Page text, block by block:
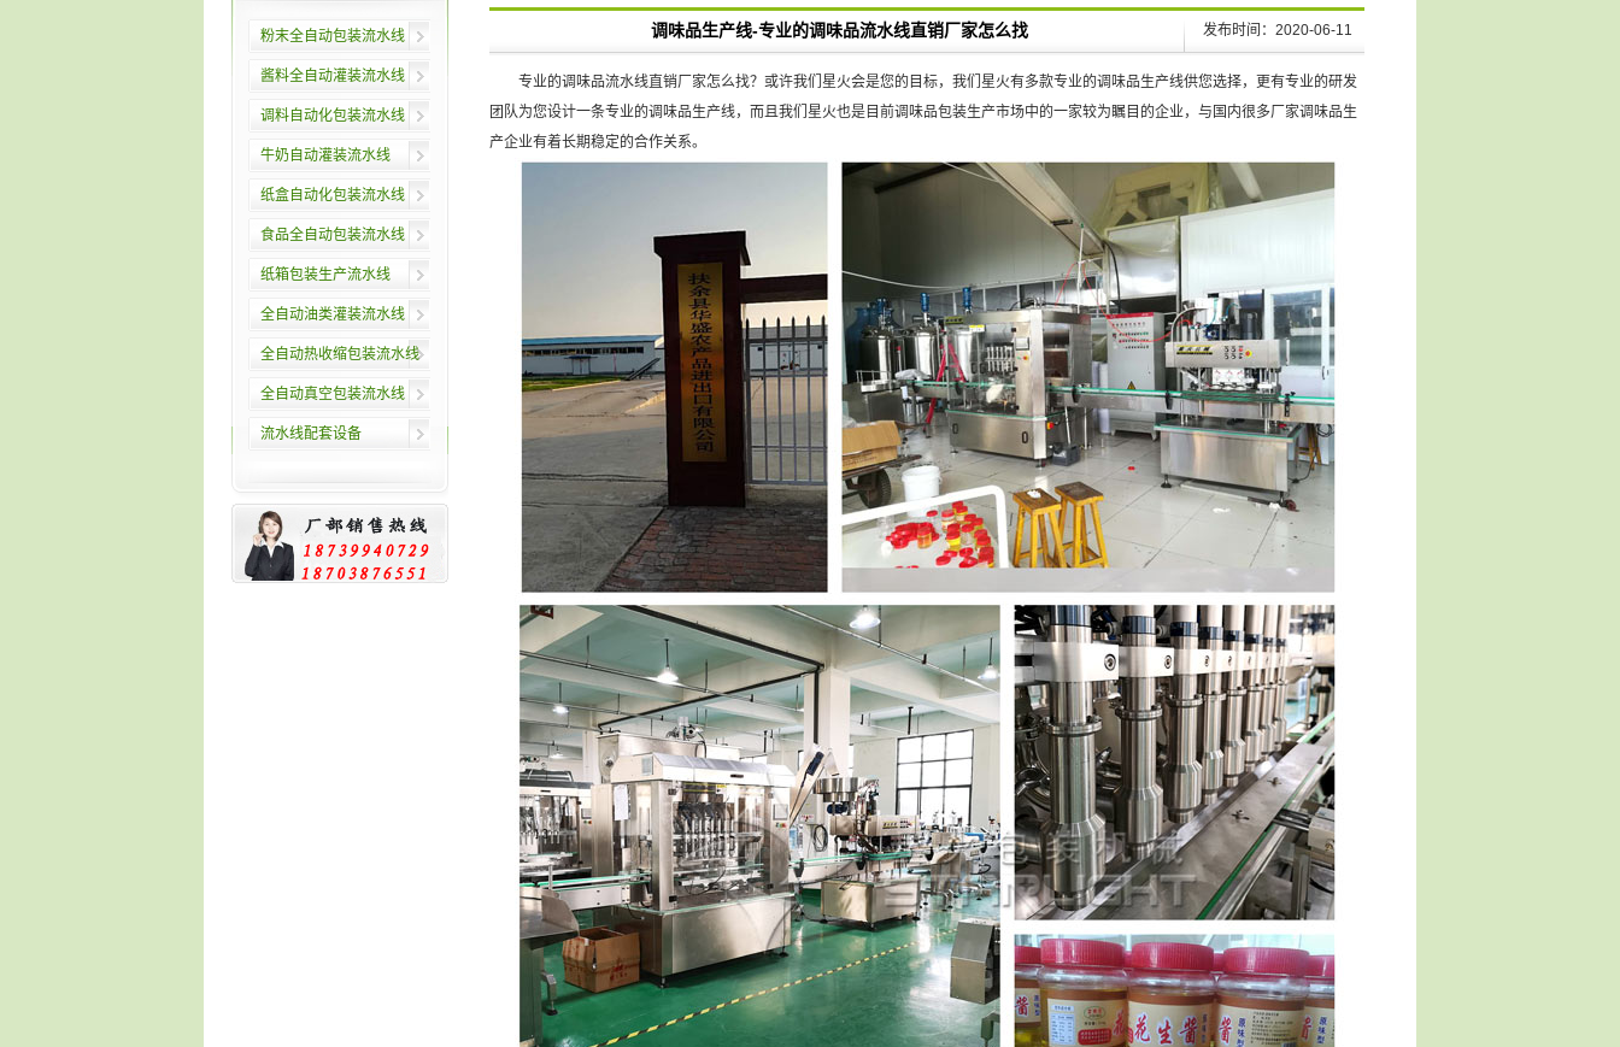
粉末全自动包装流水线
酱料全自动灌装流水线
调料自动化包装流水线
牛奶自动灌装流水线
纸盒自动化包装流水线
食品全自动包装流水线
纸箱包装生产流水线
全自动油类灌装流水线
全自动热收缩包装流水线
全自动真空包装流水线
流水线配套设备
调味品生产线-专业的调味品流水线直销厂家怎么找 发布时间：2020-06-11
专业的调味品流水线直销厂家怎么找？或许我们星火会是您的目标，我们星火有多款专业的调味品生产线供您选择，更有专业的研发
团队为您设计一条专业的调味品生产线，而且我们星火也是目前调味品包装生产市场中的一家较为瞩目的企业，与国内很多厂家调味品生
产企业有着长期稳定的合作关系。